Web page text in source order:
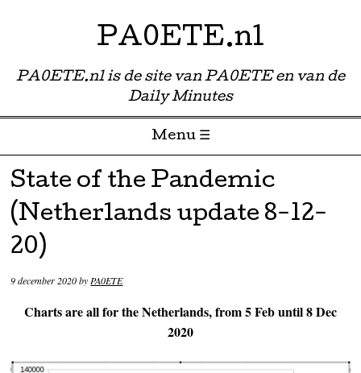
PA0ETE.nl
PA0ETE.nl is de site van PA0ETE en van de
Daily Minutes
Menu ☰
Skip to content
State of the Pandemic
(Netherlands update 8-12-
20)
9 december 2020byPA0ETE
Charts are all for the Netherlands, from 5 Feb until 8 Dec
2020